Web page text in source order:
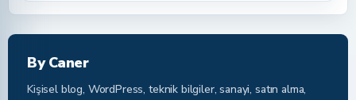
By Caner
Kişisel blog, WordPress, teknik bilgiler, sanayi, satın alma,